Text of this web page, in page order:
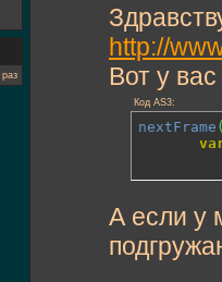
http://
Вот у
Код AS3:
nextFrame
А если у
раз